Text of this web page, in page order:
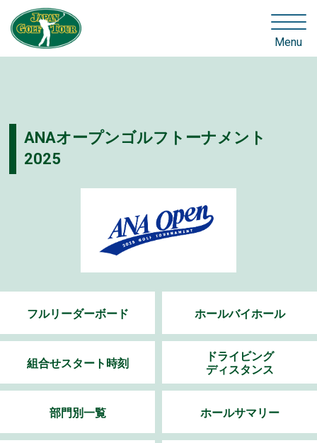
Menu
ANAオープンゴルフトーナメント
2025
フルリーダーボード ホールバイホール
組合せスタート時刻
ドライビング
ディスタンス
部門別一覧 ホールサマリー